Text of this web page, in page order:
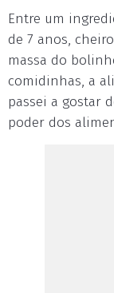
Entre um
de 7 anos,
massa do
comidinhas, a
passei a gostar
poder dos